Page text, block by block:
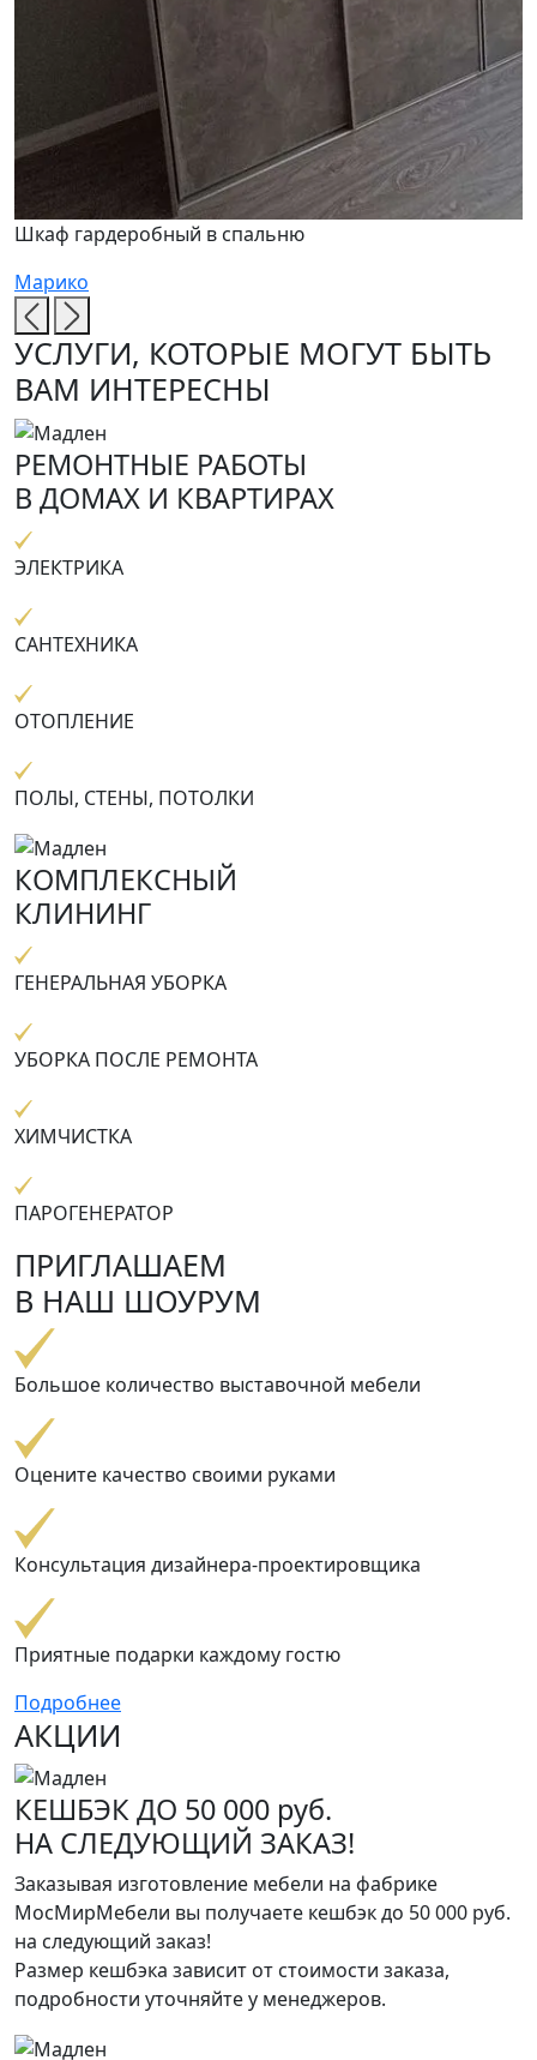
Шкаф гардеробный в спальню
Марико
УСЛУГИ, КОТОРЫЕ МОГУТ БЫТЬ
ВАМ ИНТЕРЕСНЫ
РЕМОНТНЫЕ РАБОТЫ
В ДОМАХ И КВАРТИРАХ
ЭЛЕКТРИКА
САНТЕХНИКА
ОТОПЛЕНИЕ
ПОЛЫ, СТЕНЫ, ПОТОЛКИ
КОМПЛЕКСНЫЙ
КЛИНИНГ
ГЕНЕРАЛЬНАЯ УБОРКА
УБОРКА ПОСЛЕ РЕМОНТА
ХИМЧИСТКА
ПАРОГЕНЕРАТОР
ПРИГЛАШАЕМ
В НАШ ШОУРУМ
Большое количество выставочной мебели
Оцените качество своими руками
Консультация дизайнера-проектировщика
Приятные подарки каждому гостю
Подробнее
АКЦИИ
КЕШБЭК ДО 50 000 руб.
НА СЛЕДУЮЩИЙ ЗАКАЗ!
Заказывая изготовление мебели на фабрике
МосМирМебели вы получаете кешбэк до 50 000 руб.
на следующий заказ!
Размер кешбэка зависит от стоимости заказа,
подробности уточняйте у менеджеров.